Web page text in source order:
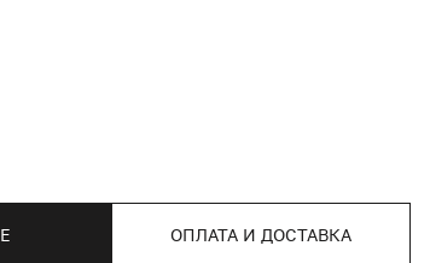
ОПЛАТА И ДОСТАВКА